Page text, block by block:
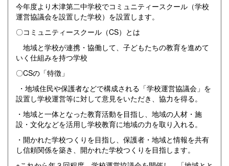
今年度より木津第二中学校でコミュニティースクール（学校
運営協議会を設置した学校）を設置します。
〇コミュニティースクール（CS）とは
地域と学校が連携・協働して、子どもたちの教育を進めて
いく仕組みを持つ学校
〇CSの「特徴」
・地域住民や保護者などで構成される「学校運営協議会」を
設置し学校運営等に対して意見をいただき、協力を得る。
・地域と一体となった教育活動を目指し、地域の人材・施
設・文化などを活用し学校教育に地域の力を取り入れる。
・開かれた学校つくりを目指し、保護者・地域と情報を共有
し信頼関係を築き、開かれた学校つくりを目指します。